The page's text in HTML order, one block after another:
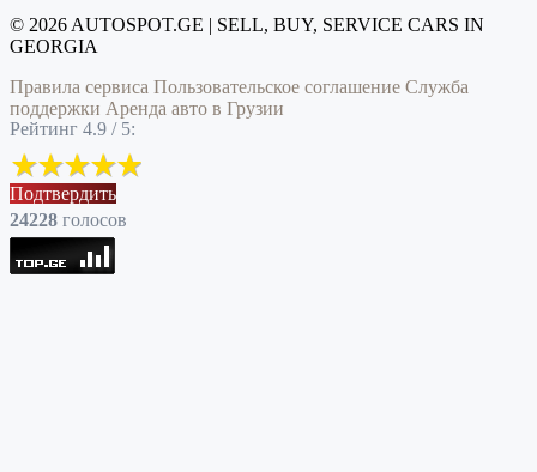
© 2026 AUTOSPOT.GE | SELL, BUY, SERVICE CARS IN
GEORGIA
Правила сервиса Пользовательское соглашение Служба
поддержки Аренда авто в Грузии
Рейтинг 4.9 / 5:
Подтвердить
24228 голоcов